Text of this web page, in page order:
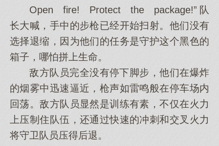
Open fire! Protect the package!”队
长大喊，手中的步枪已经开始扫射。他们没有
选择退缩，因为他们的任务是守护这个黑色的
箱子，哪怕拼上生命。
敌方队员完全没有停下脚步，他们在爆炸
的烟雾中迅速逼近，枪声如雷鸣般在停车场内
回荡。敌方队员显然是训练有素，不仅在火力
上压制住队伍，还通过快速的冲刺和交叉火力
将守卫队员压得后退。